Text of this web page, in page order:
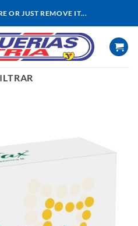
OR JUST REMOVE IT...